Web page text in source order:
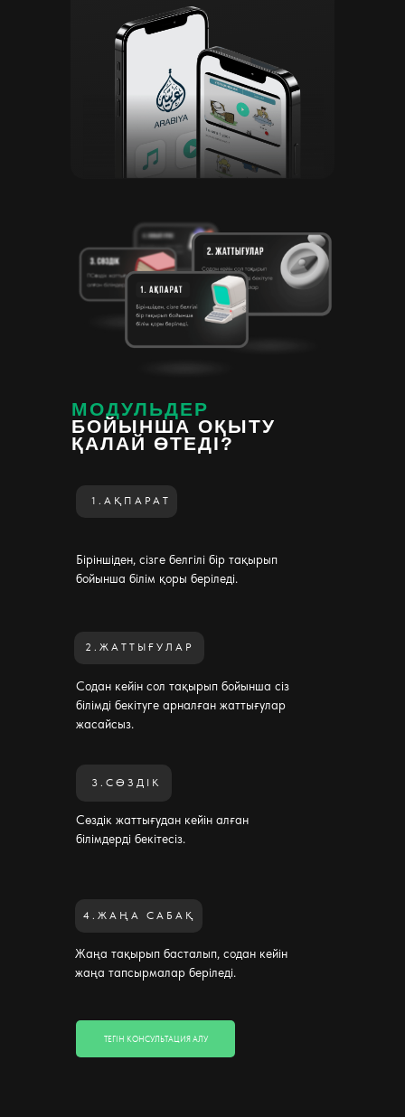
1.АҚПАРАТ
2.ЖАТТЫҒУЛАР
3.СӨЗДІК
4.ЖАҢА САБАҚ
МОДУЛЬДЕР
БОЙЫНША ОҚЫТУ
ҚАЛАЙ ӨТЕДІ?
Біріншіден, сізге белгілі бір тақырып
бойынша білім қоры беріледі.
Содан кейін сол тақырып бойынша сіз
білімді бекітуге арналған жаттығулар
жасайсыз.
Жаңа тақырып басталып, содан кейін
жаңа тапсырмалар беріледі.
Сөздік жаттығудан кейін алған
білімдерді бекітесіз.
ТЕГІН КОНСУЛЬТАЦИЯ АЛУ